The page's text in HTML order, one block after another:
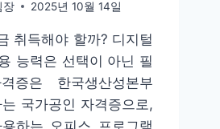
장 2025년 10월 14일
취득해야 할까? 디지털
능력은 선택이 아닌 필
증은 한국생산성본부
국가공인 자격증으로,
하는 오피스 프로그램